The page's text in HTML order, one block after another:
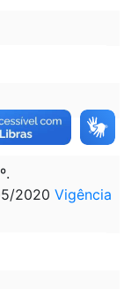
2020 Vigência